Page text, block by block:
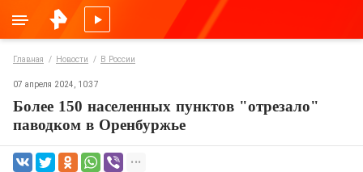
Главная Новости В России
07 апреля 2024, 10:37
Более 150 населенных пунктов "отрезало"
паводком в Оренбуржье